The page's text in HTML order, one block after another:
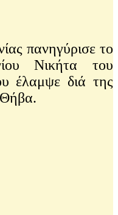
πανηγύρισε το
Νικήτα του
έλαμψε διά της